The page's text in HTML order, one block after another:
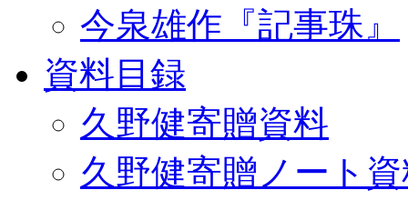
今泉雄作『記事珠』
資料目録
久野健寄贈資料
久野健寄贈ノート